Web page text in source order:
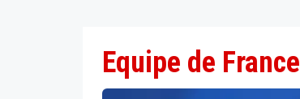
Equipe de France